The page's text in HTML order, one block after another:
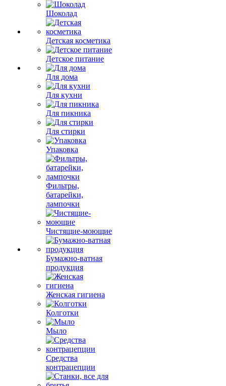
Шоколад
Детская косметика
Детское питание
Для дома
Для кухни
Для пикника
Для стирки
Упаковка
Фильтры,
батарейки,
лампочки
Чистящие-моющие
Бумажно-ватная
продукция
Женская гигиена
Колготки
Мыло
Средства
контрацепции